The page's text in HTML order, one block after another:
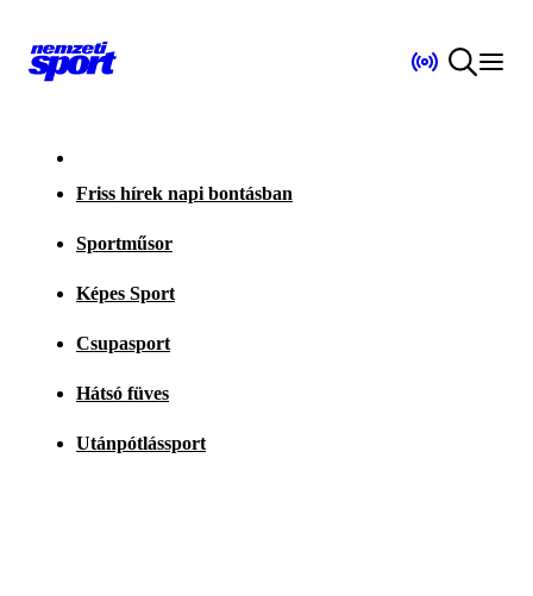
Friss hírek napi bontásban
Sportműsor
Képes Sport
Csupasport
Hátsó füves
Utánpótlássport